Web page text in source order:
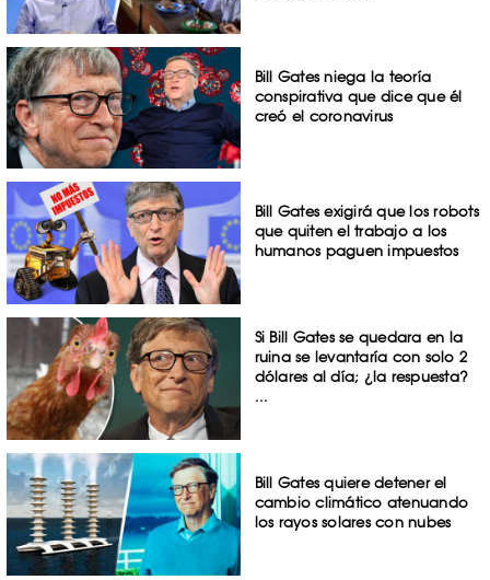
Bill Gates niega la teoría
conspirativa que dice que él
creó el coronavirus
Bill Gates exigirá que los robots
que quiten el trabajo a los
humanos paguen impuestos
Si Bill Gates se quedara en la
ruina se levantaría con solo 2
dólares al día; ¿la respuesta?
...
Bill Gates quiere detener el
cambio climático atenuando
los rayos solares con nubes